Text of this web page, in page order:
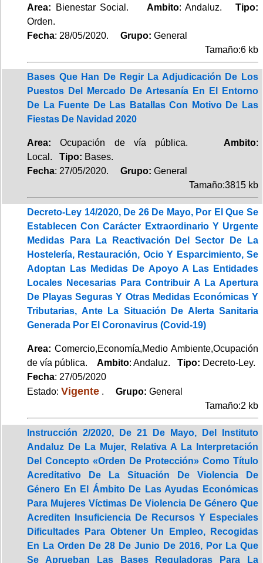
Area: Bienestar Social. Ambito: Andaluz.Tipo:
Orden.
Fecha: 28/05/2020. Grupo: General
Tamaño:6 kb
Bases Que Han De Regir La Adjudicación De Los
Puestos Del Mercado De Artesanía En El Entorno
De La Fuente De Las Batallas Con Motivo De Las
Fiestas De Navidad 2020
Area: Ocupación de vía pública. Ambito:
Local. Tipo: Bases.
Fecha: 27/05/2020. Grupo: General
Tamaño:3815 kb
Decreto-Ley 14/2020, De 26 De Mayo, Por El Que Se
Establecen Con Carácter Extraordinario Y Urgente
Medidas Para La Reactivación Del Sector De La
Hostelería, Restauración, Ocio Y Esparcimiento, Se
Adoptan Las Medidas De Apoyo A Las Entidades
Locales Necesarias Para Contribuir A La Apertura
De Playas Seguras Y Otras Medidas Económicas Y
Tributarias, Ante La Situación De Alerta Sanitaria
Generada Por El Coronavirus (Covid-19)
Area: Comercio,Economía,Medio Ambiente,Ocupación
de vía pública. Ambito: Andaluz. Tipo: Decreto-Ley.
Fecha: 27/05/2020
Estado: Vigente . Grupo: General
Tamaño:2 kb
Instrucción 2/2020, De 21 De Mayo, Del Instituto
Andaluz De La Mujer, Relativa A La Interpretación
Del Concepto «Orden De Protección» Como Título
Acreditativo De La Situación De Violencia De
Género En El Ámbito De Las Ayudas Económicas
Para Mujeres Víctimas De Violencia De Género Que
Acrediten Insuficiencia De Recursos Y Especiales
Dificultades Para Obtener Un Empleo, Recogidas
En La Orden De 28 De Junio De 2016, Por La Que
Se Aprueban Las Bases Reguladoras Para La